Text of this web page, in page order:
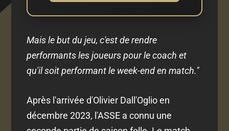
Mais le but du jeu, c'est de rendre
performants les joueurs pour le coach et
qu'il soit performant le week-end en match."
Après l'arrivée d'Olivier Dall'Oglio en
décembre 2023, l'ASSE a connu une